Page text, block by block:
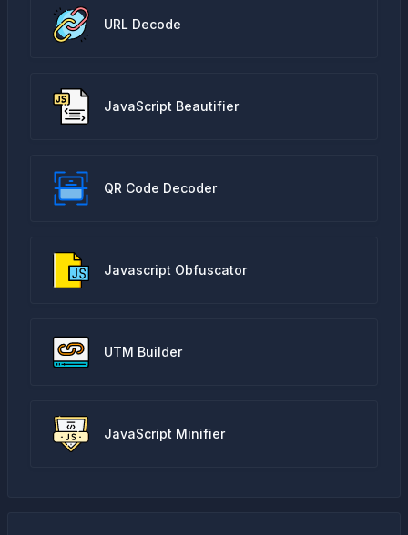
URL Decode
JavaScript Beautifier
QR Code Decoder
Javascript Obfuscator
UTM Builder
JavaScript Minifier